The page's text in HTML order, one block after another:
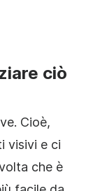
ciò
Cioè,
visivi e ci
che è